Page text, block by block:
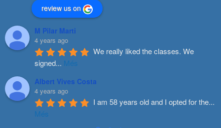
review us on
M Pilar Marti
4 years ago
We really liked the classes. We
signed... Més
Albert Vives Costa
4 years ago
I am 58 years old and I opted for the...
Més